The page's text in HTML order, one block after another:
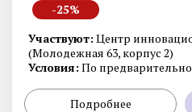
-25%
Участвуют: Центр
(Молодежная 63, корпус 2)
Условия: По
Подробнее